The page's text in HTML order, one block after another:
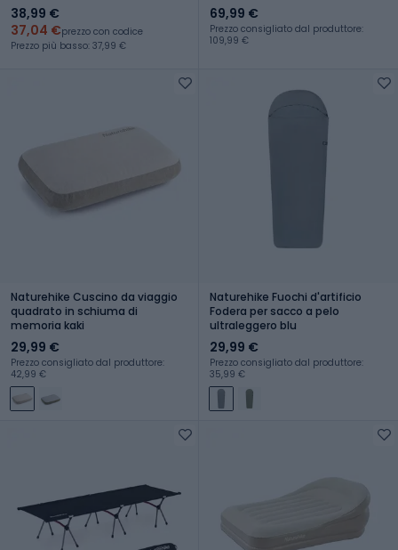
38,99 €
37,04 €prezzo con codice
Prezzo più basso: 37,99 €
69,99 €
Prezzo consigliato dal produttore:
109,99 €
Naturehike Cuscino da viaggio
quadrato in schiuma di
memoria kaki
29,99 €
Prezzo consigliato dal produttore:
42,99 €
Naturehike Fuochi d'artificio
Fodera per sacco a pelo
ultraleggero blu
29,99 €
Prezzo consigliato dal produttore:
35,99 €